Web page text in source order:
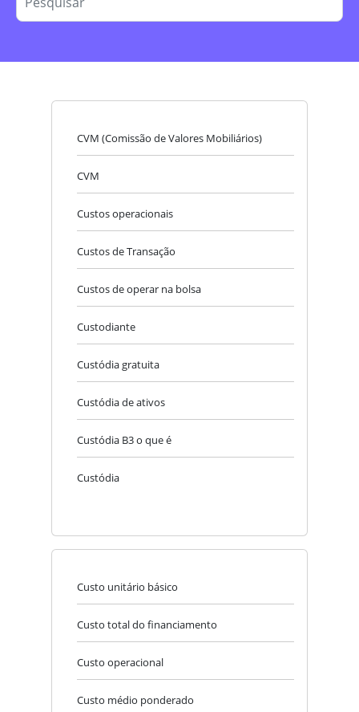
CVM (Comissão de Valores Mobiliários)
CVM
Custos operacionais
Custos de Transação
Custos de operar na bolsa
Custodiante
Custódia gratuita
Custódia de ativos
Custódia B3 o que é
Custódia
Custo unitário básico
Custo total do financiamento
Custo operacional
Custo médio ponderado